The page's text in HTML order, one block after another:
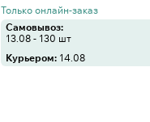
Только онлайн-заказ
Самовывоз:
13.08 - 130 шт
Курьером:14.08